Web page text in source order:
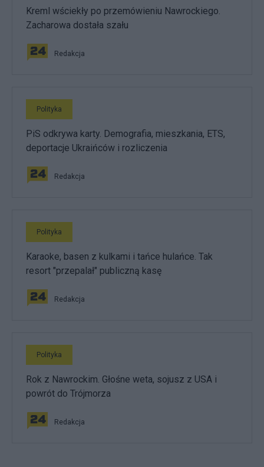
Kreml wściekły po przemówieniu Nawrockiego.
Zacharowa dostała szału
Redakcja
Polityka
PiS odkrywa karty. Demografia, mieszkania, ETS,
deportacje Ukraińców i rozliczenia
Redakcja
Polityka
Karaoke, basen z kulkami i tańce hulańce. Tak
resort "przepalał" publiczną kasę
Redakcja
Polityka
Rok z Nawrockim. Głośne weta, sojusz z USA i
powrót do Trójmorza
Redakcja